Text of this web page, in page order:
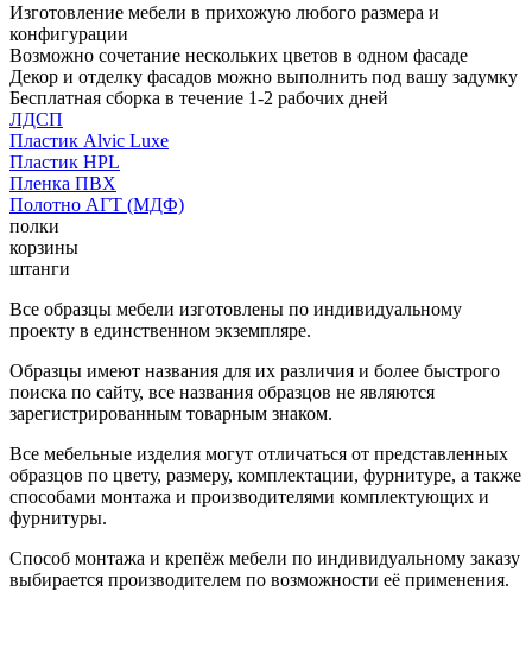
Изготовление мебели в прихожую любого размера и
конфигурации
Возможно сочетание нескольких цветов в одном фасаде
Декор и отделку фасадов можно выполнить под вашу задумку
Бесплатная сборка в течение 1-2 рабочих дней
ЛДСП
Пластик Alvic Luxe
Пластик HPL
Пленка ПВХ
Полотно АГТ (МДФ)
полки
корзины
штанги
Все образцы мебели изготовлены по индивидуальному
проекту в единственном экземпляре.
Образцы имеют названия для их различия и более быстрого
поиска по сайту, все названия образцов не являются
зарегистрированным товарным знаком.
Все мебельные изделия могут отличаться от представленных
образцов по цвету, размеру, комплектации, фурнитуре, а также
способами монтажа и производителями комплектующих и
фурнитуры.
Способ монтажа и крепёж мебели по индивидуальному заказу
выбирается производителем по возможности её применения.